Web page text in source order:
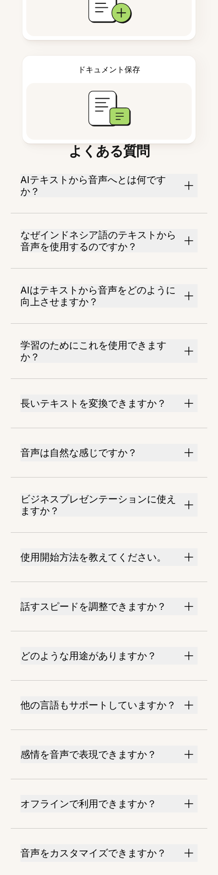
ドキュメント保存
よくある質問
AIテキストから音声へとは何です
か？
なぜインドネシア語のテキストから
音声を使用するのですか？
AIはテキストから音声をどのように
向上させますか？
学習のためにこれを使用できます
か？
長いテキストを変換できますか？
音声は自然な感じですか？
ビジネスプレゼンテーションに使え
ますか？
使用開始方法を教えてください。
話すスピードを調整できますか？
どのような用途がありますか？
他の言語もサポートしていますか？
感情を音声で表現できますか？
オフラインで利用できますか？
音声をカスタマイズできますか？